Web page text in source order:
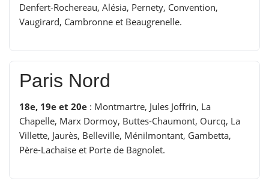
Denfert-Rochereau, Alésia, Pernety, Convention,
Vaugirard, Cambronne et Beaugrenelle.
Paris Nord
18e, 19e et 20e : Montmartre, Jules Joffrin, La
Chapelle, Marx Dormoy, Buttes-Chaumont, Ourcq, La
Villette, Jaurès, Belleville, Ménilmontant, Gambetta,
Père-Lachaise et Porte de Bagnolet.